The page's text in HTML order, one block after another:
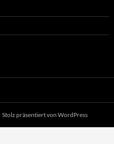
Stolz präsentiert von WordPress